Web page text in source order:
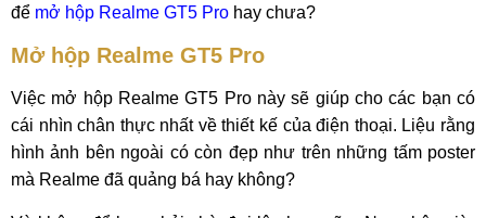
để mở hộp Realme GT5 Pro hay chưa?
Mở hộp Realme GT5 Pro
Việc mở hộp Realme GT5 Pro này sẽ giúp cho các bạn có
cái nhìn chân thực nhất về thiết kế của điện thoại. Liệu rằng
hình ảnh bên ngoài có còn đẹp như trên những tấm poster
mà Realme đã quảng bá hay không?